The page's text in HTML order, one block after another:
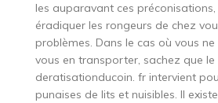
les auparavant ces
éradiquer les rongeurs de chez
problèmes. Dans le cas où vous
vous en transporter, sachez que le
deratisationducoin. fr intervient
punaises de lits et nuisibles. Il